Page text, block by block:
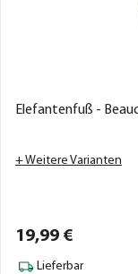
Elefantenfuß -
+ Weitere Varianten
19,99 €
Lieferbar